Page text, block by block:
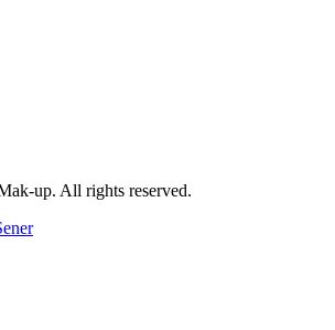
up. All rights reserved.